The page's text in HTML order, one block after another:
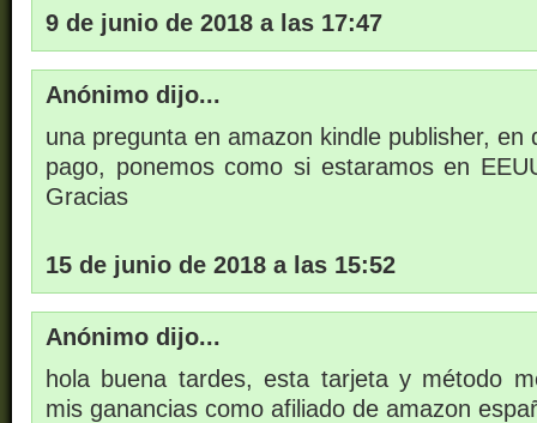
9 de junio de 2018 a las 17:47
Anónimo dijo...
una pregunta en amazon kindle publisher, en
pago, ponemos como si estaramos en
Gracias
15 de junio de 2018 a las 15:52
Anónimo dijo...
hola buena tardes, esta tarjeta y método
mis ganancias como afiliado de amazon